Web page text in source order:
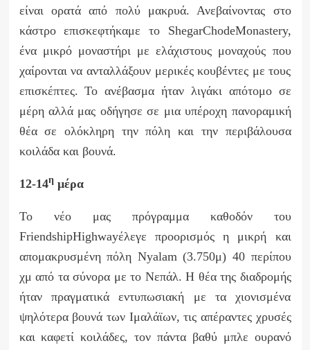
είναι ορατά από πολύ μακρυά. Ανεβαίνοντας στο
κάστρο επισκεφτήκαμε το ShegarChodeMonastery,
ένα μικρό μοναστήρι με ελάχιστους μοναχούς που
χαίρονται να ανταλλάξουν μερικές κουβέντες με τους
επισκέπτες. Το ανέβασμα ήταν λιγάκι απότομο σε
μέρη αλλά μας οδήγησε σε μια υπέροχη πανοραμική
θέα σε ολόκληρη την πόλη και την περιβάλουσα
κοιλάδα και βουνά.
12-14ημέρα
Το νέο μας πρόγραμμα καθοδόν του
FriendshipHighwayέλεγε προορισμός η μικρή και
απομακρυσμένη πόλη Nyalam(3.750μ) 40 περίπου
χμ από τα σύνορα με το Νεπάλ. Η θέα της διαδρομής
ήταν πραγματικά εντυπωσιακή με τα χιονισμένα
ψηλότερα βουνά των Ιμαλάϊων, τις απέραντες χρυσές
και καφετί κοιλάδες, τον πάντα βαθύ μπλε ουρανό